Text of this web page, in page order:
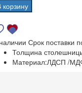
корзину
Срок поставки
Толщина
Материал:ЛДСП /